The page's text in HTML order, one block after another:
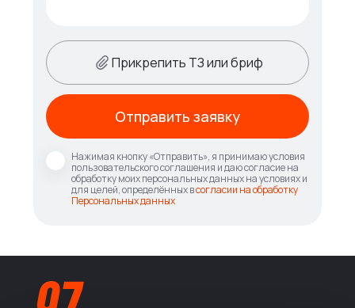
Прикрепить ТЗ или бриф
Нажимая кнопку «Отправить», я принимаю условия
пользовательского соглашения и даю согласие на
обработку моих персональных данных на условиях и
для целей, определённых всогласии на обработку
Персональных данных
Отправить заявку